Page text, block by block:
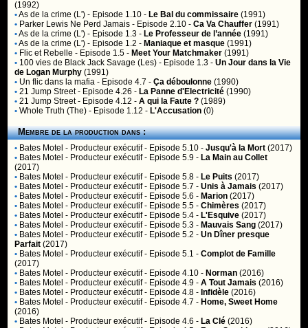
(1992)
•As de la crime (L') - Episode 1.10 - Le Bal du commissaire (1991)
• Parker Lewis Ne Perd Jamais - Episode 2.10 -Ca Va Chauffer (1991)
•As de la crime (L') - Episode 1.3 - Le Professeur de l’année (1991)
•As de la crime (L') - Episode 1.2 - Maniaque et masque (1991)
• Flic et Rebelle - Episode 1.5 - Meet Your Matchmaker (1991)
• 100 vies de Black Jack Savage (Les) - Episode 1.3 -Un Jour dans la Vie
de Logan Murphy (1991)
• Un flic dans la mafia - Episode 4.7 -Ça déboulonne (1990)
• 21 Jump Street- Episode 4.26 - La Panne d'Electricité (1990)
• 21 Jump Street- Episode 4.12 -A qui la Faute ? (1989)
• Whole Truth (The) - Episode 1.12 - L'Accusation (0)
Membre de la production dans :
• Bates Motel - Producteur exécutif - Episode 5.10 -Jusqu'à la Mort (2017)
• Bates Motel - Producteur exécutif - Episode 5.9 - La Main au Collet
(2017)
• Bates Motel - Producteur exécutif - Episode 5.8 - Le Puits (2017)
• Bates Motel - Producteur exécutif - Episode 5.7 -Unis à Jamais (2017)
• Bates Motel - Producteur exécutif - Episode 5.6 - Marion (2017)
• Bates Motel - Producteur exécutif - Episode 5.5 -Chimères (2017)
• Bates Motel - Producteur exécutif - Episode 5.4 - L'Esquive (2017)
• Bates Motel - Producteur exécutif - Episode 5.3 - Mauvais Sang (2017)
• Bates Motel - Producteur exécutif - Episode 5.2 -Un Dîner presque
Parfait (2017)
• Bates Motel - Producteur exécutif - Episode 5.1 -Complot de Famille
(2017)
• Bates Motel - Producteur exécutif - Episode 4.10 - Norman (2016)
• Bates Motel - Producteur exécutif - Episode 4.9 -A Tout Jamais (2016)
• Bates Motel - Producteur exécutif - Episode 4.8 - Infidèle (2016)
• Bates Motel - Producteur exécutif - Episode 4.7 - Home, Sweet Home
(2016)
• Bates Motel - Producteur exécutif - Episode 4.6 - La Clé (2016)